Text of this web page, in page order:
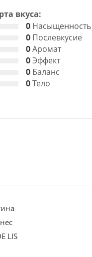
вкуса:
0Насыщенность
0Послевкусие
0Аромат
0Эффект
0Баланс
0Тело
LIS